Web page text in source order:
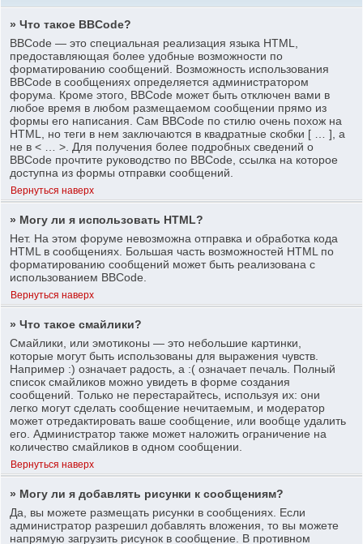
» Что такое BBCode?
BBCode — это специальная реализация языка HTML,
предоставляющая более удобные возможности по
форматированию сообщений. Возможность использования
BBCode в сообщениях определяется администратором
форума. Кроме этого, BBCode может быть отключен вами в
любое время в любом размещаемом сообщении прямо из
формы его написания. Сам BBCode по стилю очень похож на
HTML, но теги в нем заключаются в квадратные скобки [ … ], а
не в < … >. Для получения более подробных сведений о
BBCode прочтите руководство по BBCode, ссылка на которое
доступна из формы отправки сообщений.
Вернуться наверх
» Могу ли я использовать HTML?
Нет. На этом форуме невозможна отправка и обработка кода
HTML в сообщениях. Большая часть возможностей HTML по
форматированию сообщений может быть реализована с
использованием BBCode.
Вернуться наверх
» Что такое смайлики?
Смайлики, или эмотиконы — это небольшие картинки,
которые могут быть использованы для выражения чувств.
Например :) означает радость, а :( означает печаль. Полный
список смайликов можно увидеть в форме создания
сообщений. Только не перестарайтесь, используя их: они
легко могут сделать сообщение нечитаемым, и модератор
может отредактировать ваше сообщение, или вообще удалить
его. Администратор также может наложить ограничение на
количество смайликов в одном сообщении.
Вернуться наверх
» Могу ли я добавлять рисунки к сообщениям?
Да, вы можете размещать рисунки в сообщениях. Если
администратор разрешил добавлять вложения, то вы можете
напрямую загрузить рисунок в сообщение. В противном